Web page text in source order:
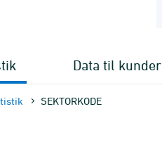
Data til kunder
SEKTORKODE